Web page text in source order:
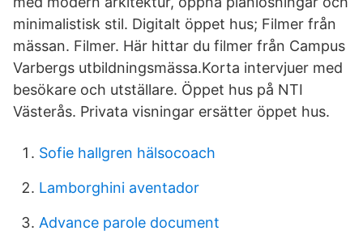
minimalistisk stil. Digitalt öppet hus; Filmer från
mässan. Filmer. Här hittar du filmer från Campus
Varbergs utbildningsmässa.Korta intervjuer med
besökare och utställare. Öppet hus på NTI
Västerås. Privata visningar ersätter öppet hus.
Sofie hallgren hälsocoach
Lamborghini aventador
Advance parole document